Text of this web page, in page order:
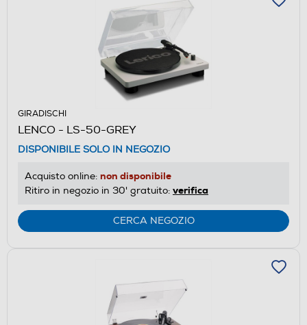
GIRADISCHI
LENCO - LS-50-GREY
DISPONIBILE SOLO IN NEGOZIO
Acquisto online: non disponibile
Ritiro in negozio in 30' gratuito: verifica
CERCA NEGOZIO